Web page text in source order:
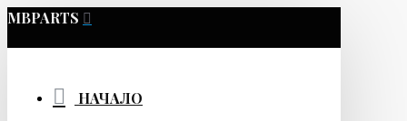
MBPARTS
НАЧАЛО